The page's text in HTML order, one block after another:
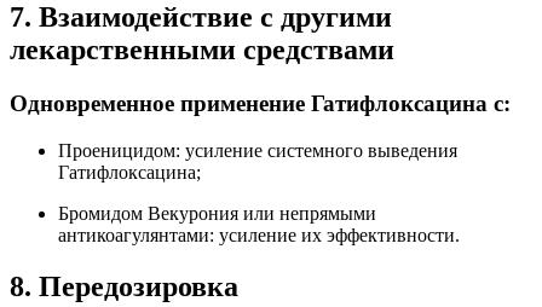
7. Взаимодействие с другими
лекарственными средствами
Одновременное применение Гатифлоксацина с:
Проеницидом: усиление системного выведения
Гатифлоксацина;
Бромидом Векурония или непрямыми
антикоагулянтами: усиление их эффективности.
8. Передозировка